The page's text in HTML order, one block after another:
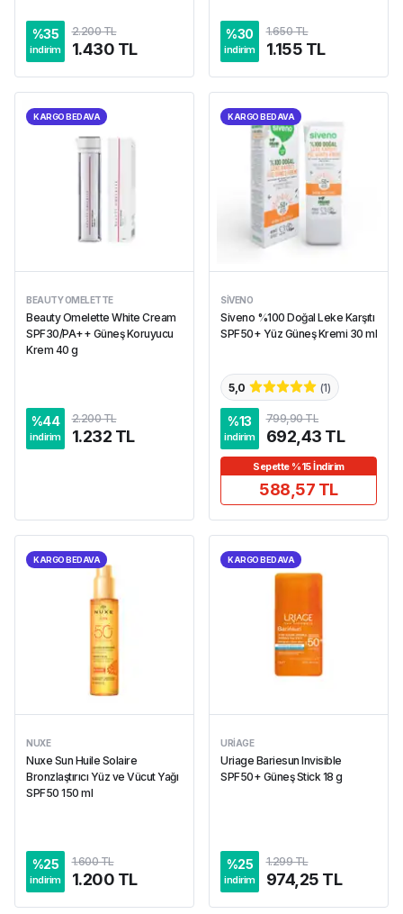
%35
indirim
2.200 TL
1.430 TL
%30
indirim
1.650 TL
1.155 TL
KARGO BEDAVA
BEAUTY OMELETTE
Beauty Omelette White Cream
SPF30/PA++ Güneş Koruyucu
Krem 40 g
%44
indirim
2.200 TL
1.232 TL
KARGO BEDAVA
SIVENO
Siveno %100 Doğal Leke Karşıtı
SPF50+ Yüz Güneş Kremi 30 ml
5,0 (1)
%13
indirim
799,90 TL
692,43 TL
Sepette %15 İndirim
588,57 TL
KARGO BEDAVA
NUXE
Nuxe Sun Huile Solaire
Bronzlaştırıcı Yüz ve Vücut Yağı
SPF50 150 ml
%25
indirim
1.600 TL
1.200 TL
KARGO BEDAVA
URIAGE
Uriage Bariesun Invisible
SPF50+ Güneş Stick 18 g
%25
indirim
1.299 TL
974,25 TL